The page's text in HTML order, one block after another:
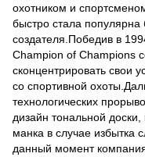
охотником и
быстро стала популярна
создателя.Победив в
Champion of Champions
сконцентрировать свои
со спортивной
технологических
дизайн тональной
манка в случае
данный момент